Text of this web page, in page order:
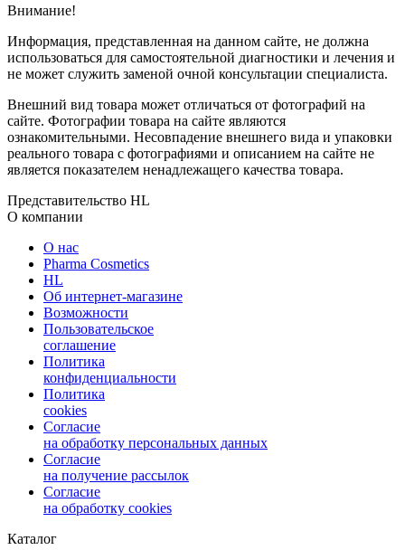
Внимание!
Информация, представленная на данном сайте, не должна
использоваться для самостоятельной диагностики и лечения и
не может служить заменой очной консультации специалиста.
Внешний вид товара может отличаться от фотографий на
сайте. Фотографии товара на сайте являются
ознакомительными. Несовпадение внешнего вида и упаковки
реального товара с фотографиями и описанием на сайте не
является показателем ненадлежащего качества товара.
Представительство HL
О компании
О нас
Pharma Cosmetics
HL
Об интернет-магазине
Возможности
Пользовательское
соглашение
Политика
конфиденциальности
Политика
cookies
Согласие
на обработку персональных данных
Согласие
на получение рассылок
Согласие
на обработку cookies
Каталог